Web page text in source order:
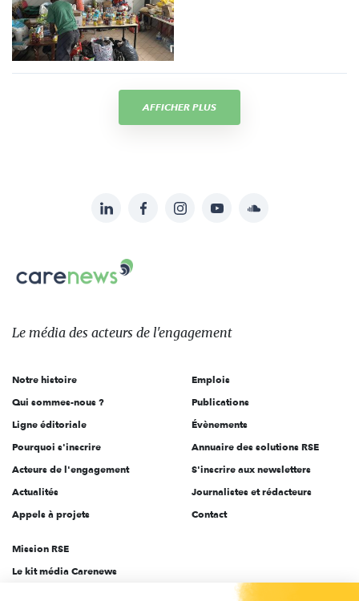
AFFICHER PLUS
sur:
LinkedInFacebookInstagramYouTubeSoundcloud
Carenews,
Le
des
l'engagement
Le média des acteurs de l'engagement
Notre histoire
Qui sommes-nous ?
Ligne éditoriale
Pourquoi s'inscrire
Acteurs de l'engagement
Actualités
Appels à projets
Emplois
Publications
Évènements
Annuaire des solutions RSE
S'inscrire aux newsletters
Journalistes et rédacteurs
Contact
Mission RSE
Le kit média Carenews